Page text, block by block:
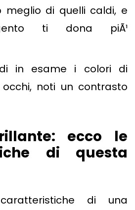
meglio di quelli caldi, e
ti dona piÃ¹
in esame i colori di
noti un contrasto
ecco le
di questa
di una